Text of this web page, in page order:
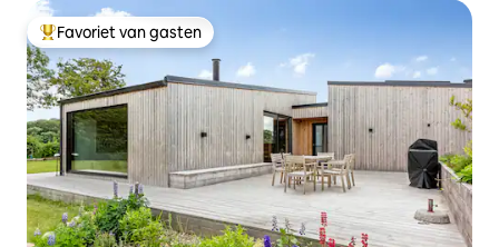
Topfavoriet van gasten
Favoriet van gasten